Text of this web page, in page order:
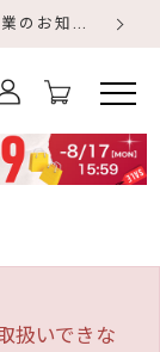
【重要】地震による配送遅延・店舗休業のお知らせ
扱いできな